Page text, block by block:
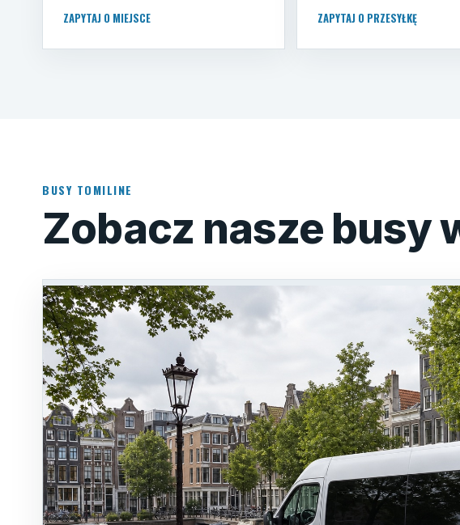
ZAPYTAJ O MIEJSCE ZAPYTAJ O PRZESYŁKĘ
BUSY TOMILINE
Zobacz nasze busy